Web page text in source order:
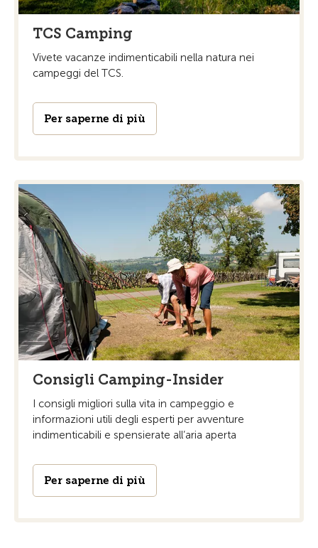
TCS Camping
Vivete vacanze indimenticabili nella natura nei
campeggi del TCS.
Per saperne di più
Consigli Camping-Insider
I consigli migliori sulla vita in campeggio e
informazioni utili degli esperti per avventure
indimenticabili e spensierate all’aria aperta
Per saperne di più